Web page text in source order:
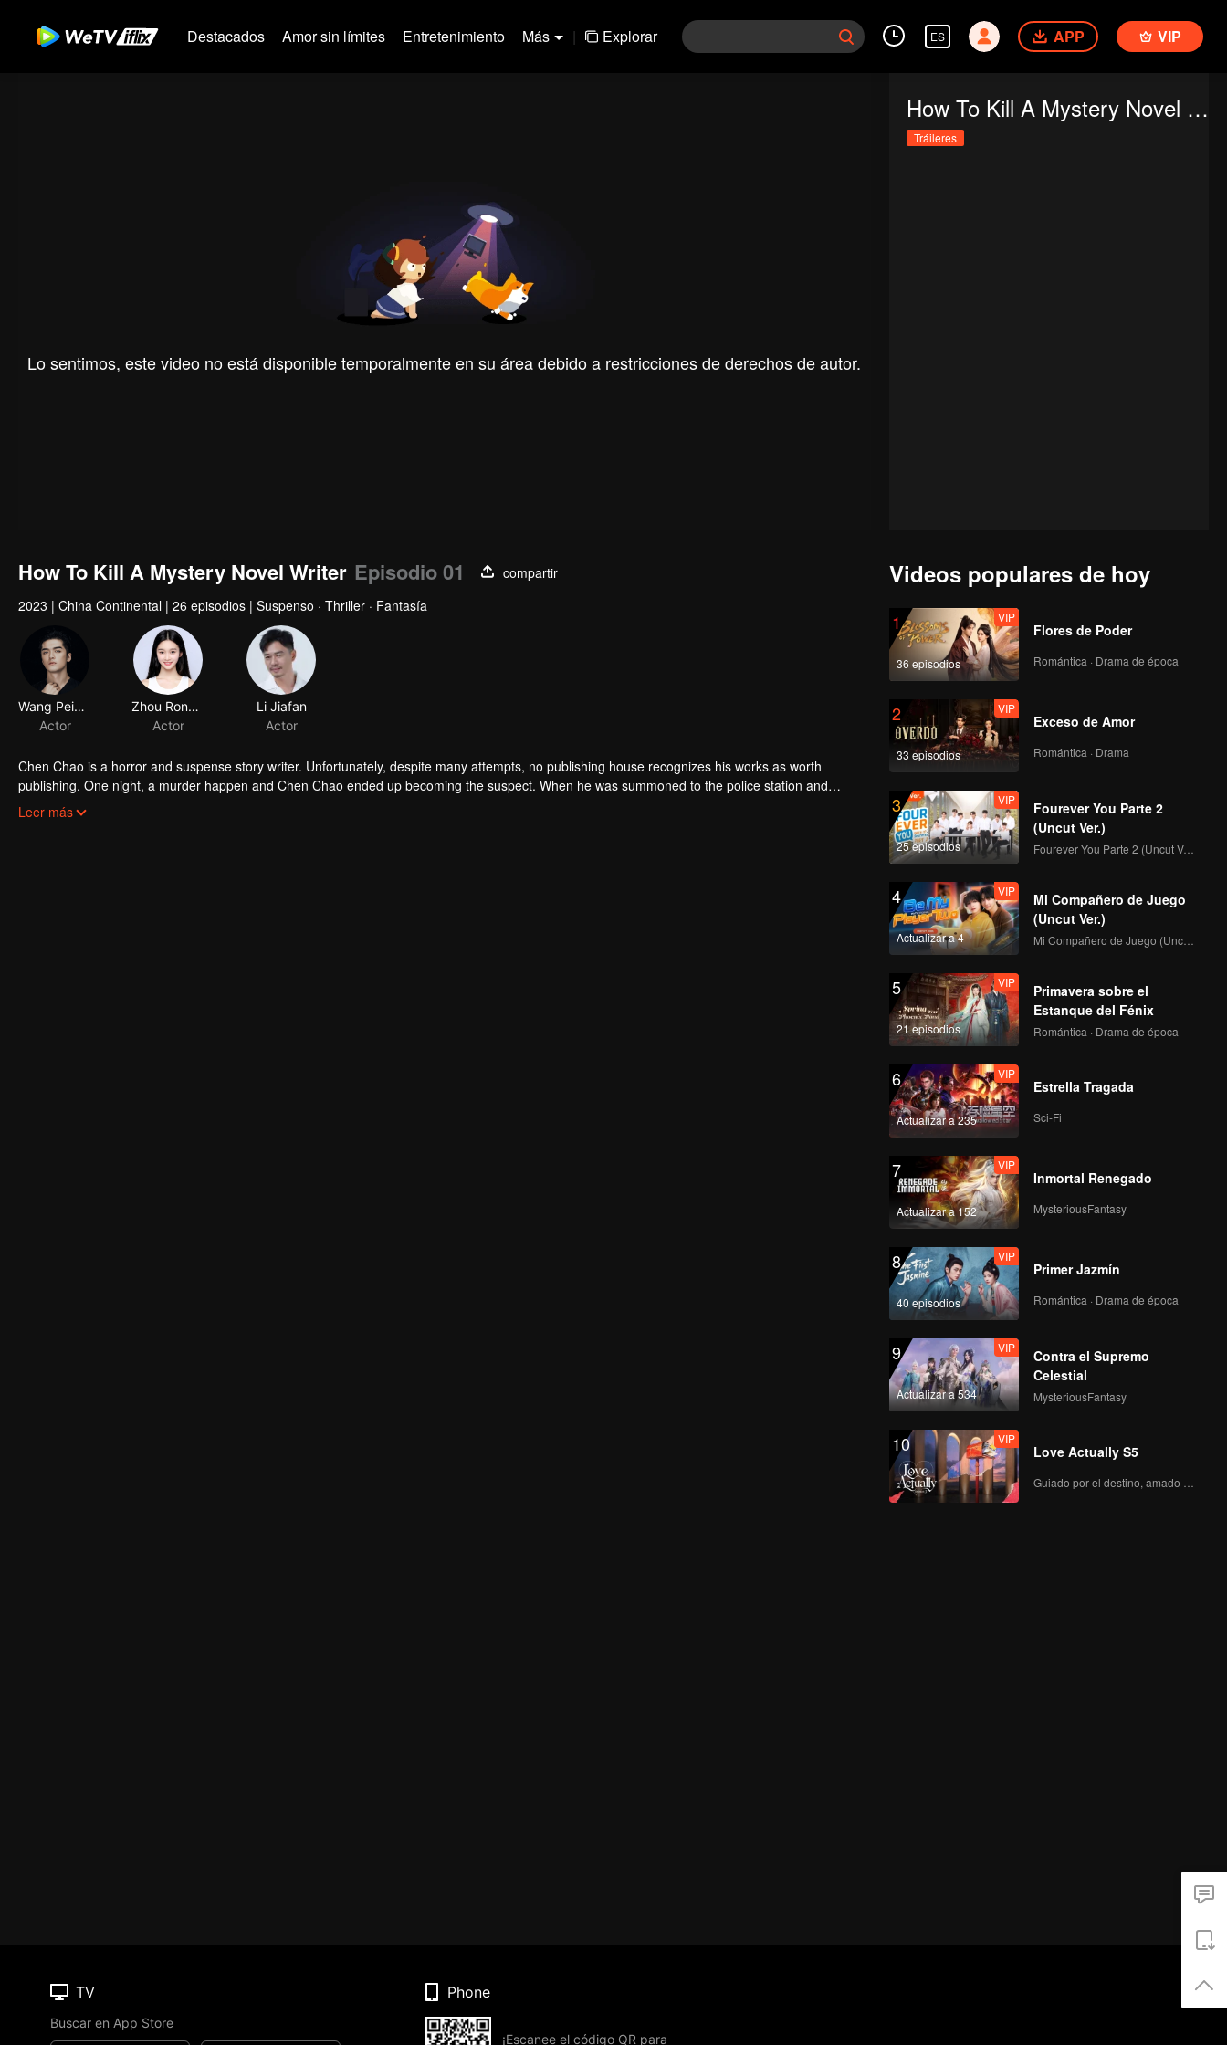
Destacados Amor sin límites Entretenimiento Más | Explorar ES APP VIP
Lo sentimos, este video no está disponible temporalmente en su área debido a restricciones de derechos de autor.
How To Kill A Mystery Novel Writer
Tráileres
How To Kill A Mystery Novel Writer Episodio 01
compartir
2023 | China Continental | 26 episodios | Suspenso · Thriller · Fantasía
Wang Peigen
Actor
Zhou Rongqian
Actor
Li Jiafan
Actor
Chen Chao is a horror and suspense story writer. Unfortunately, despite many attempts, no publishing house recognizes his works as worth
publishing. One night, a murder happen and Chen Chao ended up becoming the suspect. When he was summoned to the police station and
interrogated, he swore that it wasn't his doing, but one of the characters from his book, who came to life for reasons unknown to him. And as if that
Leer más
Videos populares de hoy
1
36 episodios
VIP
Flores de Poder
Romántica · Drama de época
2
33 episodios
VIP
Exceso de Amor
Romántica · Drama
3
25 episodios
VIP
Fourever You Parte 2
(Uncut Ver.)
Fourever You Parte 2 (Uncut Ver.)
4
Actualizar a 4
VIP
Mi Compañero de Juego
(Uncut Ver.)
Mi Compañero de Juego (Uncut Ver.)
5
21 episodios
VIP
Primavera sobre el
Estanque del Fénix
Romántica · Drama de época
6
Actualizar a 235
VIP
Estrella Tragada
Sci-Fi
7
Actualizar a 152
VIP
Inmortal Renegado
MysteriousFantasy
8
40 episodios
VIP
Primer Jazmín
Romántica · Drama de época
9
Actualizar a 534
VIP
Contra el Supremo
Celestial
MysteriousFantasy
10 VIP
Love Actually S5
TV
Buscar en App Store
Phone
¡Escanee el código QR para